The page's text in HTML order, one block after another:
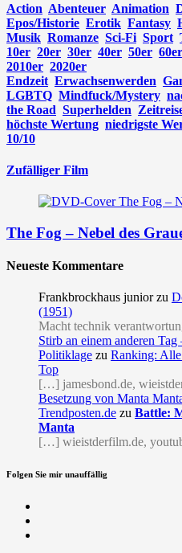
Action Abenteuer Animation
Epos/Historie Erotik Fantasy
Musik Romanze Sci-Fi Sport
10er 20er 30er 40er 50er 60er
2010er 2020er
Endzeit Erwachsenwerden
LGBTQ Mindfuck/Mystery
the Road Superhelden
höchste Wertung niedrigste
10/10
Zufälliger Film
The Fog – Nebel des
Neueste Kommentare
Frankbrockhaus junior zu
(1951)
Macht technik
Stirb an einem anderen
Politiklage zu Ranking:
Top
[…] jamesbond.de,
Besetzung von Manta
Trendposten.de zu Battle:
Manta
[…] wieistderfilm.de,
Folgen Sie mir unauffällig